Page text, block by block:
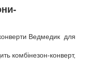
Ведмедик для
за якістю.
конверт,